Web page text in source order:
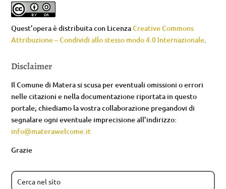
Quest’opera è distribuita con LicenzaCreative Commons
Attribuzione – Condividi allo stesso modo 4.0 Internazionale
Disclaimer
Il Comune di Matera si scusa per eventuali omissioni o errori
nelle citazioni e nella documentazione riportata in questo
portale; chiediamo la vostra collaborazione pregandovi di
segnalare ogni eventuale imprecisione all’indirizzo:
info@materawelcome.it
Grazie